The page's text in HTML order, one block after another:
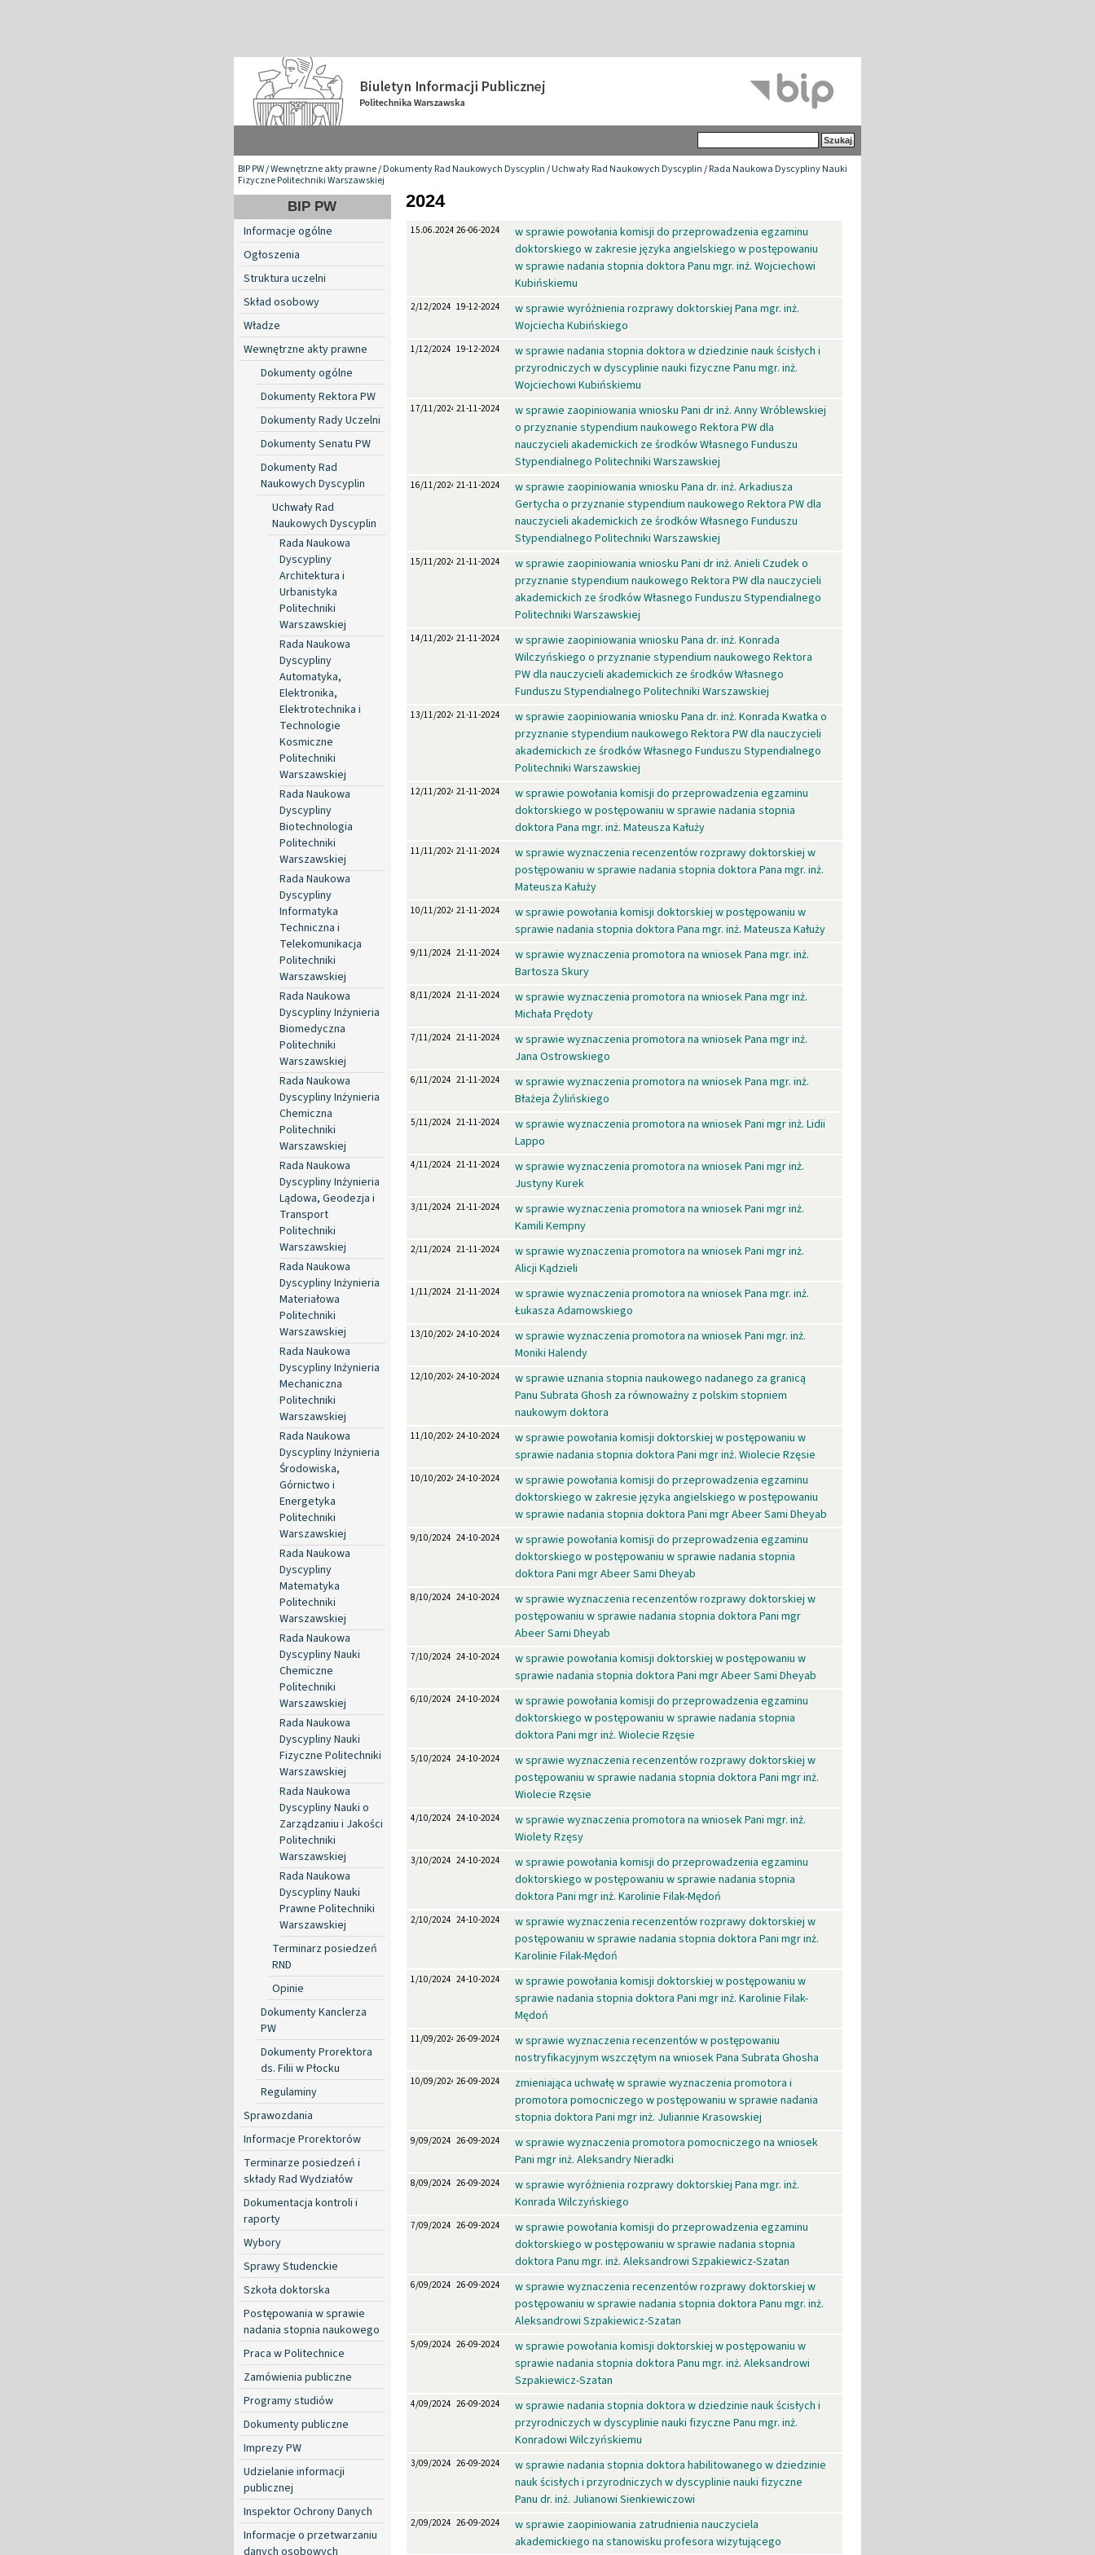
BIP PW/Wewnętrzne akty prawne/Dokumenty Rad Naukowych Dyscyplin/Uchwały Rad Naukowych Dyscyplin/Rada Naukowa Dyscypliny Nauki
Fizyczne Politechniki Warszawskiej
BIP PW
Informacje ogólne
Ogłoszenia
Struktura uczelni
Skład osobowy
Władze
Wewnętrzne akty prawne
Dokumenty ogólne
Dokumenty Rektora PW
Dokumenty Rady Uczelni
Dokumenty Senatu PW
Dokumenty Rad
Naukowych Dyscyplin
Uchwały Rad
Naukowych Dyscyplin
Rada Naukowa
Dyscypliny
Architektura i
Urbanistyka
Politechniki
Warszawskiej
Rada Naukowa
Dyscypliny
Automatyka,
Elektronika,
Elektrotechnika i
Technologie
Kosmiczne
Politechniki
Warszawskiej
Rada Naukowa
Dyscypliny
Biotechnologia
Politechniki
Warszawskiej
Rada Naukowa
Dyscypliny
Informatyka
Techniczna i
Telekomunikacja
Politechniki
Warszawskiej
Rada Naukowa
Dyscypliny Inżynieria
Biomedyczna
Politechniki
Warszawskiej
Rada Naukowa
Dyscypliny Inżynieria
Chemiczna
Politechniki
Warszawskiej
Rada Naukowa
Dyscypliny Inżynieria
Lądowa, Geodezja i
Transport
Politechniki
Warszawskiej
Rada Naukowa
Dyscypliny Inżynieria
Materiałowa
Politechniki
Warszawskiej
Rada Naukowa
Dyscypliny Inżynieria
Mechaniczna
Politechniki
Warszawskiej
Rada Naukowa
Dyscypliny Inżynieria
Środowiska,
Górnictwo i
Energetyka
Politechniki
Warszawskiej
Rada Naukowa
Dyscypliny
Matematyka
Politechniki
Warszawskiej
Rada Naukowa
Dyscypliny Nauki
Chemiczne
Politechniki
Warszawskiej
Rada Naukowa
Dyscypliny Nauki
Fizyczne Politechniki
Warszawskiej
Rada Naukowa
Dyscypliny Nauki o
Zarządzaniu i Jakości
Politechniki
Warszawskiej
Rada Naukowa
Dyscypliny Nauki
Prawne Politechniki
Warszawskiej
Terminarz posiedzeń
RND
Opinie
Dokumenty Kanclerza
PW
Dokumenty Prorektora
ds. Filii w Płocku
Regulaminy
Sprawozdania
Informacje Prorektorów
Terminarze posiedzeń i
składy Rad Wydziałów
Dokumentacja kontroli i
raporty
Wybory
Sprawy Studenckie
Szkoła doktorska
Postępowania w sprawie
nadania stopnia naukowego
Praca w Politechnice
Zamówienia publiczne
Programy studiów
Dokumenty publiczne
Imprezy PW
Udzielanie informacji
publicznej
Inspektor Ochrony Danych
Informacje o przetwarzaniu
danych osobowych
2024
15.06.2024 26-06-2024
w sprawie powołania komisji do przeprowadzenia egzaminu
doktorskiego w zakresie języka angielskiego w postępowaniu
w sprawie nadania stopnia doktora Panu mgr. inż. Wojciechowi
Kubińskiemu
2/12/2024 19-12-2024
w sprawie wyróżnienia rozprawy doktorskiej Pana mgr. inż.
Wojciecha Kubińskiego
1/12/2024 19-12-2024
w sprawie nadania stopnia doktora w dziedzinie nauk ścisłych i
przyrodniczych w dyscyplinie nauki fizyczne Panu mgr. inż.
Wojciechowi Kubińskiemu
17/11/2024 21-11-2024
w sprawie zaopiniowania wniosku Pani dr inż. Anny Wróblewskiej
o przyznanie stypendium naukowego Rektora PW dla
nauczycieli akademickich ze środków Własnego Funduszu
Stypendialnego Politechniki Warszawskiej
16/11/2024 21-11-2024
w sprawie zaopiniowania wniosku Pana dr. inż. Arkadiusza
Gertycha o przyznanie stypendium naukowego Rektora PW dla
nauczycieli akademickich ze środków Własnego Funduszu
Stypendialnego Politechniki Warszawskiej
15/11/2024 21-11-2024
w sprawie zaopiniowania wniosku Pani dr inż. Anieli Czudek o
przyznanie stypendium naukowego Rektora PW dla nauczycieli
akademickich ze środków Własnego Funduszu Stypendialnego
Politechniki Warszawskiej
14/11/2024 21-11-2024
w sprawie zaopiniowania wniosku Pana dr. inż. Konrada
Wilczyńskiego o przyznanie stypendium naukowego Rektora
PW dla nauczycieli akademickich ze środków Własnego
Funduszu Stypendialnego Politechniki Warszawskiej
13/11/2024 21-11-2024
w sprawie zaopiniowania wniosku Pana dr. inż. Konrada Kwatka o
przyznanie stypendium naukowego Rektora PW dla nauczycieli
akademickich ze środków Własnego Funduszu Stypendialnego
Politechniki Warszawskiej
12/11/2024 21-11-2024
w sprawie powołania komisji do przeprowadzenia egzaminu
doktorskiego w postępowaniu w sprawie nadania stopnia
doktora Pana mgr. inż. Mateusza Kałuży
11/11/2024 21-11-2024
w sprawie wyznaczenia recenzentów rozprawy doktorskiej w
postępowaniu w sprawie nadania stopnia doktora Pana mgr. inż.
Mateusza Kałuży
10/11/2024 21-11-2024
w sprawie powołania komisji doktorskiej w postępowaniu w
sprawie nadania stopnia doktora Pana mgr. inż. Mateusza Kałuży
9/11/2024 21-11-2024
w sprawie wyznaczenia promotora na wniosek Pana mgr. inż.
Bartosza Skury
8/11/2024 21-11-2024
w sprawie wyznaczenia promotora na wniosek Pana mgr inż.
Michała Prędoty
7/11/2024 21-11-2024
w sprawie wyznaczenia promotora na wniosek Pana mgr inż.
Jana Ostrowskiego
6/11/2024 21-11-2024
w sprawie wyznaczenia promotora na wniosek Pana mgr. inż.
Błażeja Żylińskiego
5/11/2024 21-11-2024
w sprawie wyznaczenia promotora na wniosek Pani mgr inż. Lidii
Lappo
4/11/2024 21-11-2024
w sprawie wyznaczenia promotora na wniosek Pani mgr inż.
Justyny Kurek
3/11/2024 21-11-2024
w sprawie wyznaczenia promotora na wniosek Pani mgr inż.
Kamili Kempny
2/11/2024 21-11-2024
w sprawie wyznaczenia promotora na wniosek Pani mgr inż.
Alicji Kądzieli
1/11/2024 21-11-2024
w sprawie wyznaczenia promotora na wniosek Pana mgr. inż.
Łukasza Adamowskiego
13/10/2024 24-10-2024
w sprawie wyznaczenia promotora na wniosek Pani mgr. inż.
Moniki Halendy
12/10/2024 24-10-2024
w sprawie uznania stopnia naukowego nadanego za granicą
Panu Subrata Ghosh za równoważny z polskim stopniem
naukowym doktora
11/10/2024 24-10-2024
w sprawie powołania komisji doktorskiej w postępowaniu w
sprawie nadania stopnia doktora Pani mgr inż. Wiolecie Rzęsie
10/10/2024 24-10-2024
w sprawie powołania komisji do przeprowadzenia egzaminu
doktorskiego w zakresie języka angielskiego w postępowaniu
w sprawie nadania stopnia doktora Pani mgr Abeer Sami Dheyab
9/10/2024 24-10-2024
w sprawie powołania komisji do przeprowadzenia egzaminu
doktorskiego w postępowaniu w sprawie nadania stopnia
doktora Pani mgr Abeer Sami Dheyab
8/10/2024 24-10-2024
w sprawie wyznaczenia recenzentów rozprawy doktorskiej w
postępowaniu w sprawie nadania stopnia doktora Pani mgr
Abeer Sami Dheyab
7/10/2024 24-10-2024
w sprawie powołania komisji doktorskiej w postępowaniu w
sprawie nadania stopnia doktora Pani mgr Abeer Sami Dheyab
6/10/2024 24-10-2024
w sprawie powołania komisji do przeprowadzenia egzaminu
doktorskiego w postępowaniu w sprawie nadania stopnia
doktora Pani mgr inż. Wiolecie Rzęsie
5/10/2024 24-10-2024
w sprawie wyznaczenia recenzentów rozprawy doktorskiej w
postępowaniu w sprawie nadania stopnia doktora Pani mgr inż.
Wiolecie Rzęsie
4/10/2024 24-10-2024
w sprawie wyznaczenia promotora na wniosek Pani mgr. inż.
Wiolety Rzęsy
3/10/2024 24-10-2024
w sprawie powołania komisji do przeprowadzenia egzaminu
doktorskiego w postępowaniu w sprawie nadania stopnia
doktora Pani mgr inż. Karolinie Filak-Mędoń
2/10/2024 24-10-2024
w sprawie wyznaczenia recenzentów rozprawy doktorskiej w
postępowaniu w sprawie nadania stopnia doktora Pani mgr inż.
Karolinie Filak-Mędoń
1/10/2024 24-10-2024
w sprawie powołania komisji doktorskiej w postępowaniu w
sprawie nadania stopnia doktora Pani mgr inż. Karolinie Filak-
Mędoń
11/09/2024 26-09-2024
w sprawie wyznaczenia recenzentów w postępowaniu
nostryfikacyjnym wszczętym na wniosek Pana Subrata Ghosha
10/09/2024 26-09-2024
zmieniająca uchwałę w sprawie wyznaczenia promotora i
promotora pomocniczego w postępowaniu w sprawie nadania
stopnia doktora Pani mgr inż. Juliannie Krasowskiej
9/09/2024 26-09-2024
w sprawie wyznaczenia promotora pomocniczego na wniosek
Pani mgr inż. Aleksandry Nieradki
8/09/2024 26-09-2024
w sprawie wyróżnienia rozprawy doktorskiej Pana mgr. inż.
Konrada Wilczyńskiego
7/09/2024 26-09-2024
w sprawie powołania komisji do przeprowadzenia egzaminu
doktorskiego w postępowaniu w sprawie nadania stopnia
doktora Panu mgr. inż. Aleksandrowi Szpakiewicz-Szatan
6/09/2024 26-09-2024
w sprawie wyznaczenia recenzentów rozprawy doktorskiej w
postępowaniu w sprawie nadania stopnia doktora Panu mgr. inż.
Aleksandrowi Szpakiewicz-Szatan
5/09/2024 26-09-2024
w sprawie powołania komisji doktorskiej w postępowaniu w
sprawie nadania stopnia doktora Panu mgr. inż. Aleksandrowi
Szpakiewicz-Szatan
4/09/2024 26-09-2024
w sprawie nadania stopnia doktora w dziedzinie nauk ścisłych i
przyrodniczych w dyscyplinie nauki fizyczne Panu mgr. inż.
Konradowi Wilczyńskiemu
3/09/2024 26-09-2024
w sprawie nadania stopnia doktora habilitowanego w dziedzinie
nauk ścisłych i przyrodniczych w dyscyplinie nauki fizyczne
Panu dr. inż. Julianowi Sienkiewiczowi
2/09/2024 26-09-2024
w sprawie zaopiniowania zatrudnienia nauczyciela
akademickiego na stanowisku profesora wizytującego